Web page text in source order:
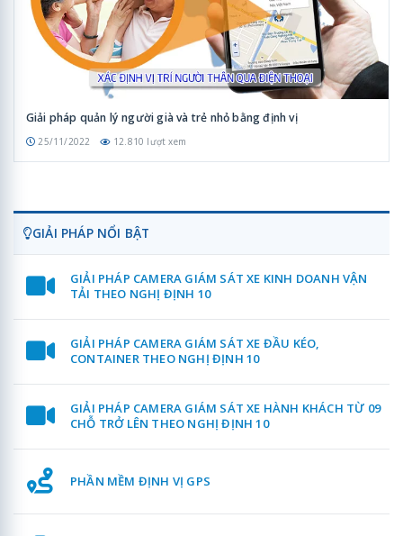
Giải pháp quản lý người già và trẻ nhỏ bằng định vị
25/11/2022 12.810 lượt xem
GIẢI PHÁP NỔI BẬT
GIẢI PHÁP CAMERA GIÁM SÁT XE KINH DOANH VẬN
TẢI THEO NGHỊ ĐỊNH 10
GIẢI PHÁP CAMERA GIÁM SÁT XE ĐẦU KÉO,
CONTAINER THEO NGHỊ ĐỊNH 10
GIẢI PHÁP CAMERA GIÁM SÁT XE HÀNH KHÁCH TỪ 09
CHỖ TRỞ LÊN THEO NGHỊ ĐỊNH 10
PHẦN MỀM ĐỊNH VỊ GPS